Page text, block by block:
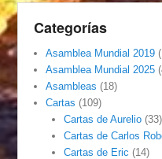
Categorías
Asamblea Mundial 2019
Asamblea Mundial 2025
Asambleas (18)
Cartas (109)
Cartas de Aurelio(33)
Cartas de Carlos
Cartas de Eric (14)